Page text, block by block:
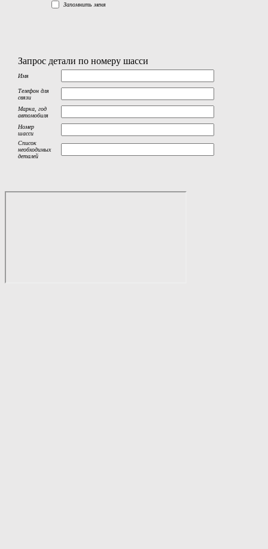
Запомнить меня
Запрос детали по номеру шасси
Имя
Телефон для
связи
Марка, год
автомобиля
Номер
шасси
Список
необходимых
деталей